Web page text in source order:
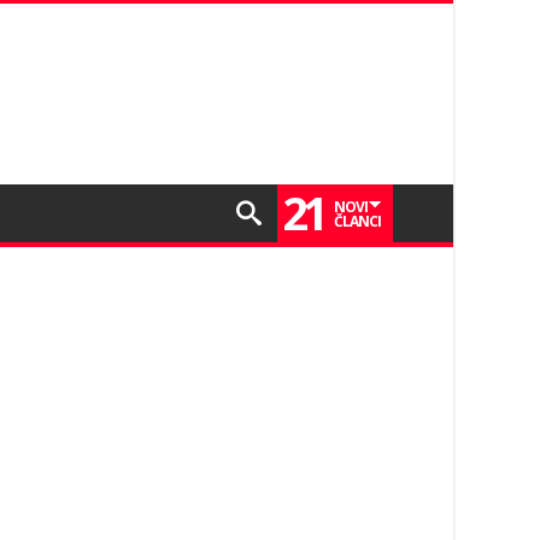
21 NOVI
ČLANCI